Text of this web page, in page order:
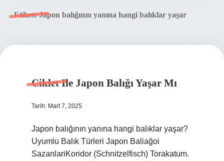
Etiket:Japon balığının yanına hangi balıklar yaşar
Ciklet Ile Japon Balığı Yaşar Mı
Tarih: Mart 7, 2025
Japon balığının yanına hangi balıklar yaşar?
Uyumlu Balık Türleri Japon Baliağoi
SazanlariKoridor (Schnitzelfisch) Torakatum.